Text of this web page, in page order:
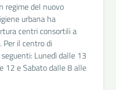
regime del nuovo
urbana ha
centri consortili a
Per il centro di
Lunedì dalle 13
12 e Sabato dalle 8 alle